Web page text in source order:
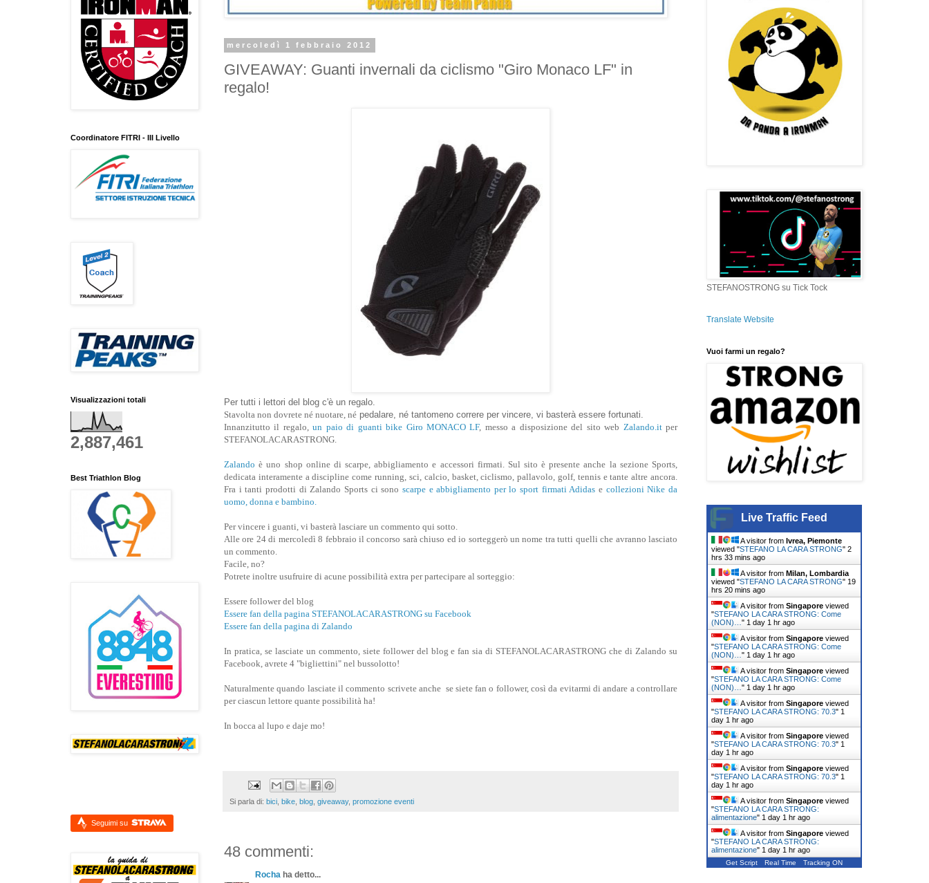
mercoledì 1 febbraio 2012
GIVEAWAY: Guanti invernali da ciclismo "Giro Monaco LF" in
regalo!
Per tutti i lettori del blog c'è un regalo.
Stavolta non dovrete né nuotare, né pedalare, né tantomeno correre per vincere, vi basterà essere fortunati.
Innanzitutto il regalo,un paio di guanti bike Giro MONACO LF, messo a disposizione del sito web Zalando.itper
STEFANOLACARASTRONG.
Zalando è uno shop online di scarpe, abbigliamento e accessori firmati. Sul sito è presente anche la sezione Sports,
dedicata interamente a discipline come running, sci, calcio, basket, ciclismo, pallavolo, golf, tennis e tante altre ancora.
Fra i tanti prodotti di Zalando Sports ci sono scarpe e abbigliamento per lo sport firmati Adidas e collezioni Nike da
uomo, donna e bambino.
Per vincere i guanti, vi basterà lasciare un commento qui sotto.
Alle ore 24 di mercoledì 8 febbraio il concorso sarà chiuso ed io sorteggerò un nome tra tutti quelli che avranno lasciato
un commento.
Facile, no?
Potrete inoltre usufruire di acune possibilità extra per partecipare al sorteggio:
Essere follower del blog
Essere fan della pagina STEFANOLACARASTRONG su Facebook
Essere fan della pagina di Zalando
In pratica, se lasciate un commento, siete follower del blog e fan sia di STEFANOLACARASTRONG che di Zalando su
Facebook, avrete 4 "bigliettini" nel bussolotto!
Naturalmente quando lasciate il commento scrivete anche se siete fan o follower, così da evitarmi di andare a controllare
per ciascun lettore quante possibilità ha!
In bocca al lupo e daje mo!
Si parla di: bici bike blog giveaway, promozione eventi
48 commenti:
Rocha ha detto...
Coordinatore FITRI - III Livello
Visualizzazioni totali
2,887,461
Best Triathlon Blog
Seguimi su
STEFANOSTRONG su Tick Tock
Translate Website
Vuoi farmi un regalo?
Live Traffic Feed
A visitor from Ivrea, Piemonte
viewed "STEFANO LA CARA STRONG" 2
hrs 33 mins ago
A visitor from Milan, Lombardia
viewed "STEFANO LA CARA STRONG" 19
hrs 20 mins ago
A visitor from Singapore viewed
"STEFANO LA CARA STRONG: Come
(NON)… " 1 day 1 hr ago
A visitor from Singapore viewed
"STEFANO LA CARA STRONG: Come
(NON)… " 1 day 1 hr ago
A visitor from Singapore viewed
"STEFANO LA CARA STRONG: Come
(NON)… " 1 day 1 hr ago
A visitor from Singapore viewed
"STEFANO LA CARA STRONG: 70.3" 1
day 1 hr ago
A visitor from Singapore viewed
"STEFANO LA CARA STRONG: 70.3" 1
day 1 hr ago
A visitor from Singapore viewed
"STEFANO LA CARA STRONG: 70.3" 1
day 1 hr ago
A visitor from Singapore viewed
"STEFANO LA CARA STRONG:
alimentazione" 1 day 1 hr ago
A visitor from Singapore viewed
"STEFANO LA CARA STRONG:
alimentazione" 1 day 1 hr ago
Get Script Real Time Tracking ON